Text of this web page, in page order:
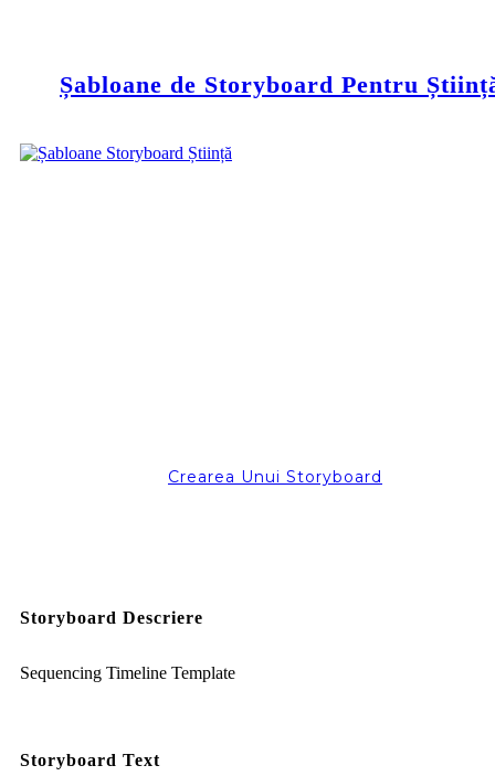
Șabloane de Storyboard Pentru
Crearea Unui Storyboard
Storyboard Descriere
Sequencing Timeline Template
Storyboard Text